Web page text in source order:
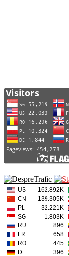
US 162.892K
CN
139.305K
PL
32.221K
SG
1.803K
RU
896
FR
658
RO
445
DE
396